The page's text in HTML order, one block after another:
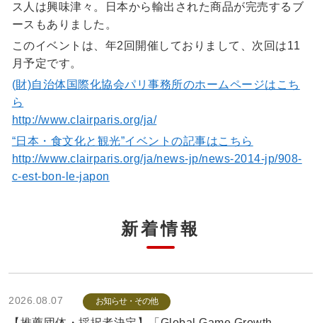
ス人は興味津々。日本から輸出された商品が完売するブ
ースもありました。
このイベントは、年2回開催しておりまして、次回は11
月予定です。
(財)自治体国際化協会パリ事務所のホームページはこち
ら
http://www.clairparis.org/ja/
“日本・食文化と観光”イベントの記事はこちら
http://www.clairparis.org/ja/news-jp/news-2014-jp/908-
c-est-bon-le-japon
新着情報
2026.08.07 お知らせ・その他